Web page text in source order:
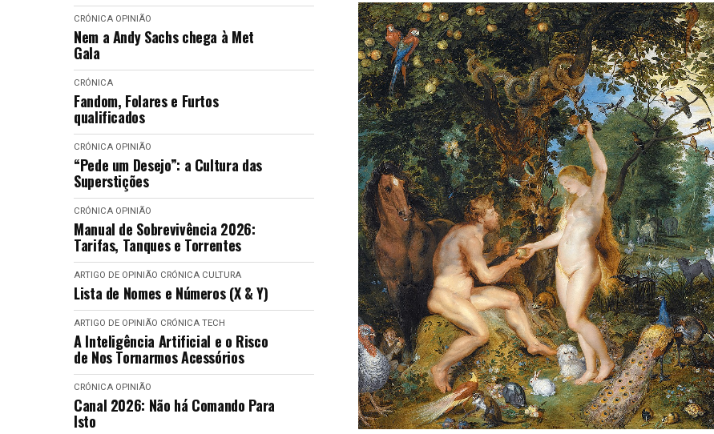
CRÓNICA OPINIÃO
Nem a Andy Sachs chega à Met
Gala
CRÓNICA
Fandom, Folares e Furtos
qualificados
CRÓNICA OPINIÃO
“Pede um Desejo”: a Cultura das
Superstições
CRÓNICA OPINIÃO
Manual de Sobrevivência 2026:
Tarifas, Tanques e Torrentes
ARTIGO DE OPINIÃO CRÓNICA CULTURA
Lista de Nomes e Números (X & Y)
ARTIGO DE OPINIÃO CRÓNICA TECH
A Inteligência Artificial e o Risco
de Nos Tornarmos Acessórios
CRÓNICA OPINIÃO
Canal 2026: Não há Comando Para
Isto